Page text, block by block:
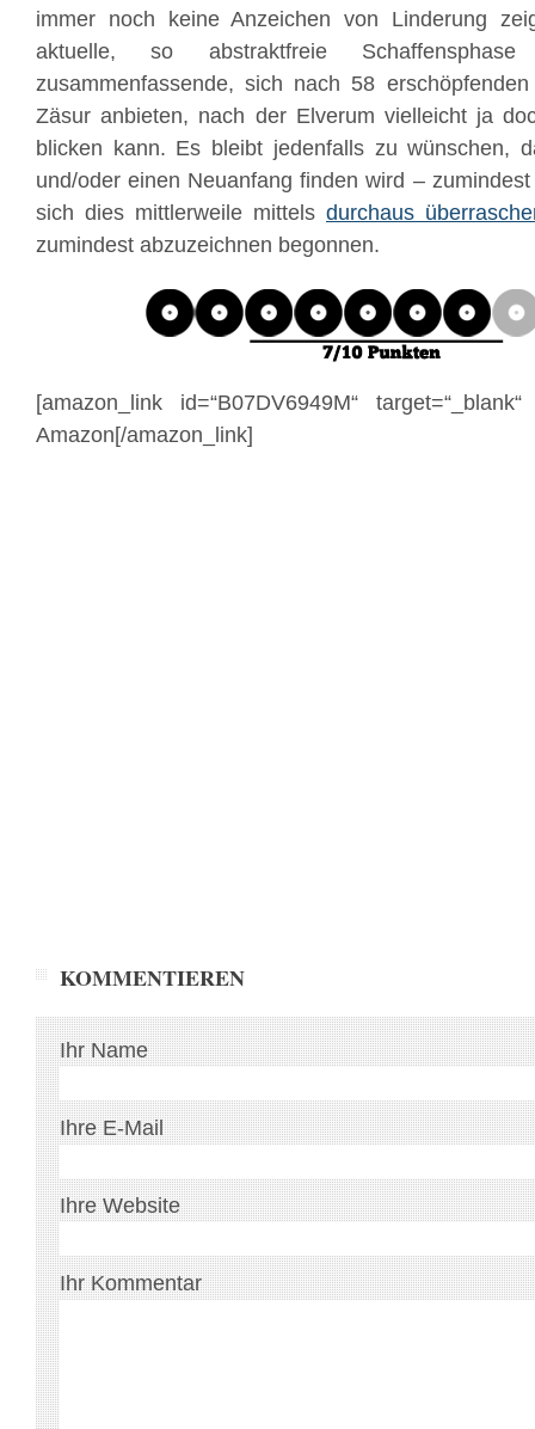
immer noch keine Anzeichen von Linderung
aktuelle, so abstraktfreie
zusammenfassende, sich nach 58
Zäsur anbieten, nach der Elverum vielleicht ja
blicken kann. Es bleibt jedenfalls zu wünschen,
und/oder einen Neuanfang finden wird –
sich dies mittlerweile mittels durchaus
zumindest abzuzeichnen begonnen.
[amazon_link id=“B07DV6949M“
Amazon[/amazon_link]
KOMMENTIEREN
Ihr Name
Ihre E-Mail
Ihre Website
Ihr Kommentar